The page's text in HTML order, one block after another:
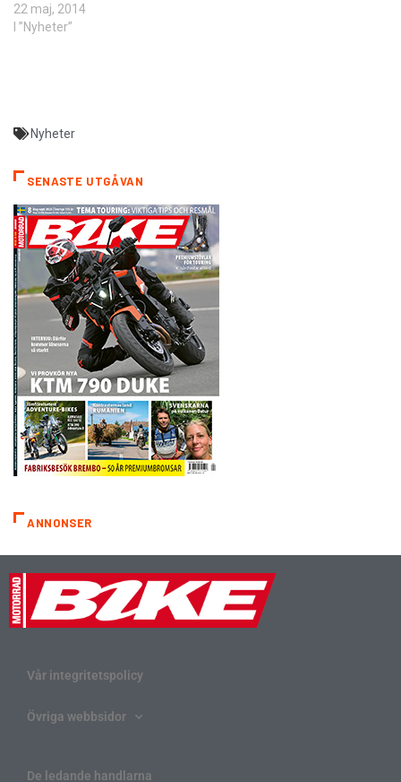
22 maj, 2014
I ”Nyheter”
Nyheter
SENASTE UTGÅVAN
ANNONSER
Vår integritetspolicy
Övriga webbsidor
De ledande handlarna